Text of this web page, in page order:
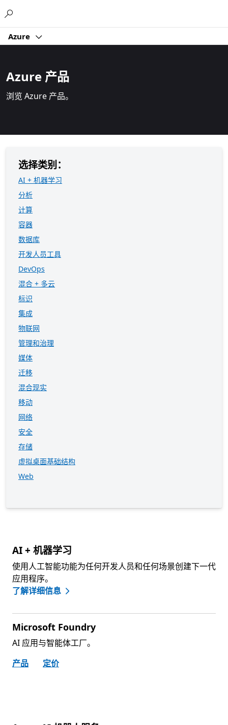
Azure
Azure 产品
浏览 Azure 产品。
选择类别：
AI + 机器学习
分析
计算
容器
数据库
开发人员工具
DevOps
混合 + 多云
标识
集成
物联网
管理和治理
媒体
迁移
混合现实
移动
网络
安全
存储
虚拟桌面基础结构
Web
AI + 机器学习
使用人工智能功能为任何开发人员和任何场景创建下一代
应用程序。
了解详细信息
Microsoft Foundry
AI 应用与智能体工厂。
产品
定价